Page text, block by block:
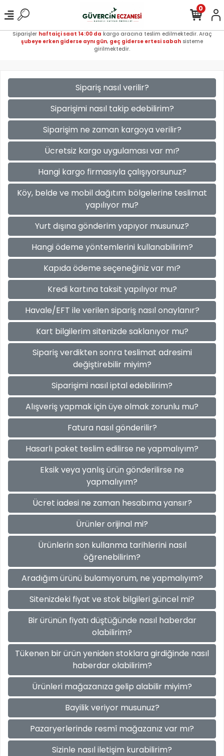
Siparişler haftaiçi saat 14:00 da kargo aracına teslim edilmektedir. Araç
şubeye erken giderse aynı gün, geç giderse ertesi sabah sisteme
girilmektedir.
0
Sipariş nasıl verilir?
Siparişimi nasıl takip edebilirim?
Siparişim ne zaman kargoya verilir?
Ücretsiz kargo uygulaması var mı?
Hangi kargo firmasıyla çalışıyorsunuz?
Köy, belde ve mobil dağıtım bölgelerine teslimat
yapılıyor mu?
Yurt dışına gönderim yapıyor musunuz?
Hangi ödeme yöntemlerini kullanabilirim?
Kapıda ödeme seçeneğiniz var mı?
Kredi kartına taksit yapılıyor mu?
Havale/EFT ile verilen sipariş nasıl onaylanır?
Kart bilgilerim sitenizde saklanıyor mu?
Sipariş verdikten sonra teslimat adresimi
değiştirebilir miyim?
Siparişimi nasıl iptal edebilirim?
Alışveriş yapmak için üye olmak zorunlu mu?
Fatura nasıl gönderilir?
Hasarlı paket teslim edilirse ne yapmalıyım?
Eksik veya yanlış ürün gönderilirse ne
yapmalıyım?
Ücret iadesi ne zaman hesabıma yansır?
Ürünler orijinal mi?
Ürünlerin son kullanma tarihlerini nasıl
öğrenebilirim?
Aradığım ürünü bulamıyorum, ne yapmalıyım?
Sitenizdeki fiyat ve stok bilgileri güncel mi?
Bir ürünün fiyatı düştüğünde nasıl haberdar
olabilirim?
Tükenen bir ürün yeniden stoklara girdiğinde nasıl
haberdar olabilirim?
Ürünleri mağazanıza gelip alabilir miyim?
Bayilik veriyor musunuz?
Pazaryerlerinde resmî mağazanız var mı?
Sizinle nasıl iletişim kurabilirim?